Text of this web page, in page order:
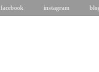
facebook instagram